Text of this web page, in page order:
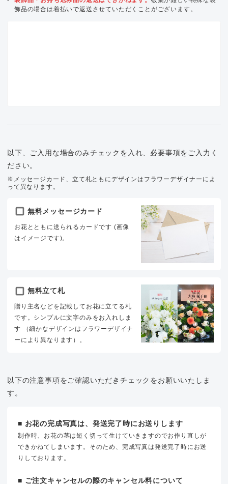
飾品の場合は着払いで返送させていただくことがございます。
以下、ご入用な場合のみチェックを入れ、必要事項をご入力く
ださい。
※メッセージカード、立て札ともにデザインはフラワーデザイナーによ
って異なります。
無料メッセージカード
お花とともに送られるカードです (画像
はイメージです)。
無料立て札
贈り主名などを記載してお花に立てる札
です。シンプルに文字のみをお入れしま
す （細かなデザインはフラワーデザイナ
ーにより異なります）。
以下の注意事項をご確認いただきチェックをお願いいたしま
す。
■ お花の完成写真は、発送完了時にお送りします
制作時、お花の茎は短く切って生けていきますのでお作り直しが
できかねてしまいます。そのため、完成写真は発送完了時にお送
りしております。
■ ご注文キャンセルの際のキャンセル料について